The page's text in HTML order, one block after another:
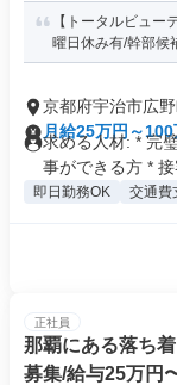
【トータルビュ
曜日休み有/幹部候
京都府宇治市広
月給25万円～100
求める人材: * 完
事ができる方 * 接
即日勤務OK 交通費
正社員
那覇にある落ち
募集/給与25万円